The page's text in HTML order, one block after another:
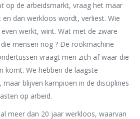
op de arbeidsmarkt, vraag het maar
en dan werkloos wordt, verliest. Wie
werkt, wint. Wat met de zware
mensen nog ? De rookmachine
vraagt men zich af waar die
komt. We hebben de laagste
maar blijven kampioen in de disciplines
op arbeid.
meer dan 20 jaar werkloos, waarvan